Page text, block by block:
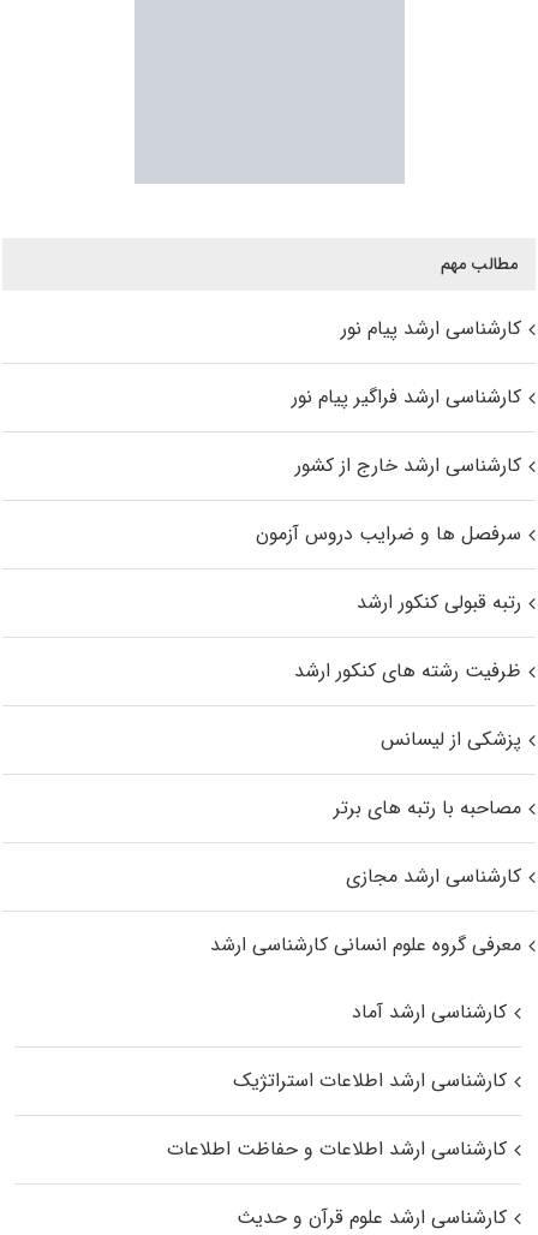
مطالب مهم
کارشناسی ارشد پیام نور
کارشناسی ارشد فراگیر پیام نور
کارشناسی ارشد خارج از کشور
سرفصل ها و ضرایب دروس آزمون
رتبه قبولی کنکور ارشد
ظرفیت رشته های کنکور ارشد
پزشکی از لیسانس
مصاحبه با رتبه های برتر
کارشناسی ارشد مجازی
معرفی گروه علوم انسانی کارشناسی ارشد
کارشناسی ارشد آماد
کارشناسی ارشد اطلاعات استراتژیک
کارشناسی ارشد اطلاعات و حفاظت اطلاعات
کارشناسی ارشد علوم قرآن و حدیث